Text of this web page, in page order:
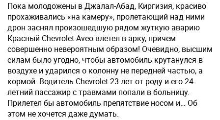
Пока молодожены в Джалал-Абад, Киргизия, красиво
прохаживались «на камеру», пролетающий над ними
дрон заснял произошедшую рядом жуткую аварию
Красный Chevrolet Aveo влетел в арку, причем
совершенно невероятным образом! Очевидно, высшим
силам было угодно, чтобы автомобиль крутанулся в
воздухе и ударился о колонну не передней частью, а
кормой. Водитель Chevrolet 23 лет от роду и его 24-
летний пассажир с травмами попали в больницу.
Прилетел бы автомобиль препятствие носом и… Об
этом не хочется даже думать.